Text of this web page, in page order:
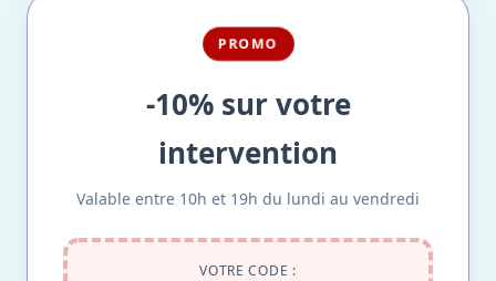
PROMO
-10% sur votre
intervention
Valable entre 10h et 19h du lundi au vendredi
VOTRE CODE :